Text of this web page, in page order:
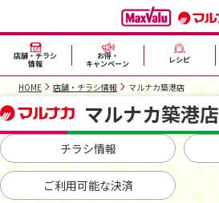
店舗・チラシ
情報
お得・
キャンペーン レシピ
HOME 店舗・チラシ情報 マルナカ築港店
マルナカ築港店
チラシ情報
ご利用可能な決済